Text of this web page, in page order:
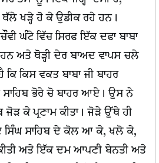
ਖੜ੍ਹੇ ਹੋ ਕੇ ਉਡੀਕ ਰਹੇ ਹਨ।
ਘੰਟੇ ਵਿੱਚ ਸਿਰਫ ਇੱਕ ਦਫਾ ਬਾਬਾ
ਅਤੇ ਥੋੜ੍ਹੀ ਦੇਰ ਬਾਅਦ ਵਾਪਸ ਚਲੇ
ਕਿ ਕਿਸ ਵਕਤ ਬਾਬਾ ਜੀ ਬਾਹਰ
ਭੋਰੇ ਚੋ ਬਾਹਰ ਆਏ। ਉਸ ਨੇ
ਕੇ ਪ੍ਰਣਾਮ ਕੀਤਾ। ਜੋੜੇ ਉੱਥੇ ਹੀ
ਸਿੰਘ ਸਾਹਿਬ ਦੇ ਕੋਲ ਆ ਕੇ, ਖਲੋ ਕੇ,
ਅਤੇ ਇੱਕ ਦਮ ਆਪਣੀ ਬੇਨਤੀ ਅਤੇ